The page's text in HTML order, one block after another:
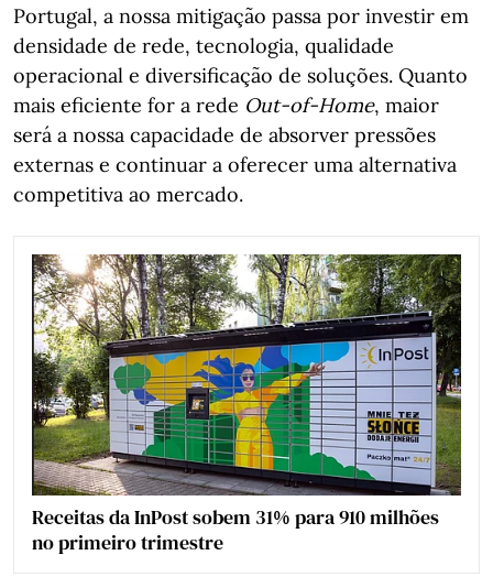
Portugal, a nossa mitigação passa por investir em
densidade de rede, tecnologia, qualidade
operacional e diversificação de soluções. Quanto
mais eficiente for a rede Out-of-Home, maior
será a nossa capacidade de absorver pressões
externas e continuar a oferecer uma alternativa
competitiva ao mercado.
Receitas da InPost sobem 31% para 910 milhões
no primeiro trimestre